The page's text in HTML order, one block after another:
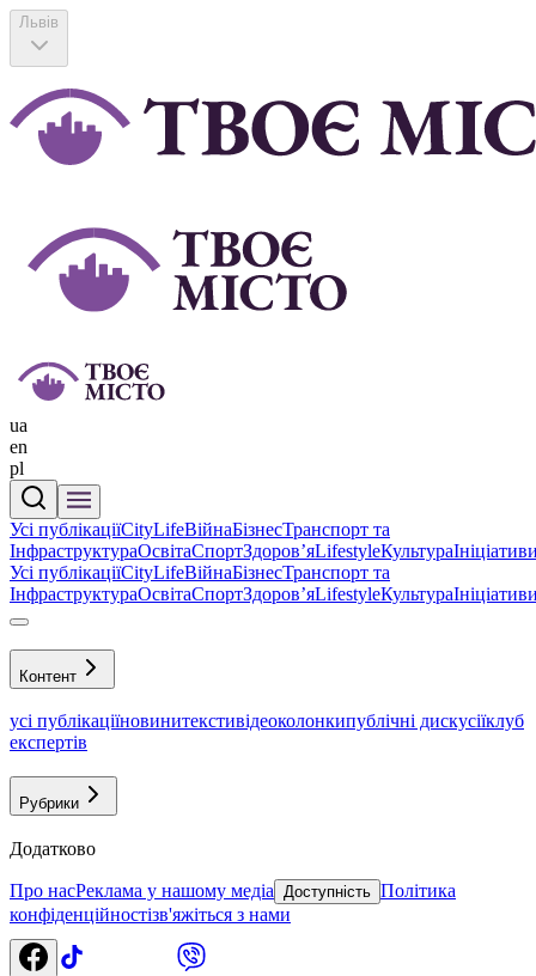
Львів
ua
en
pl
Усі публікаціїCityLifeВійнаБізнесТранспорт та
ІнфраструктураОсвітаСпортЗдоровʼяLifestyleКультура
Усі публікаціїCityLifeВійнаБізнесТранспорт та
ІнфраструктураОсвітаСпортЗдоровʼяLifestyleКультура
Контент
усі публікаціїновинитекстивідеоколонкипублічні дискусіїклуб
експертів
Рубрики
Додатково
Про насРеклама у нашому медіа Доступність Політика
конфіденційностізв'яжіться з нами